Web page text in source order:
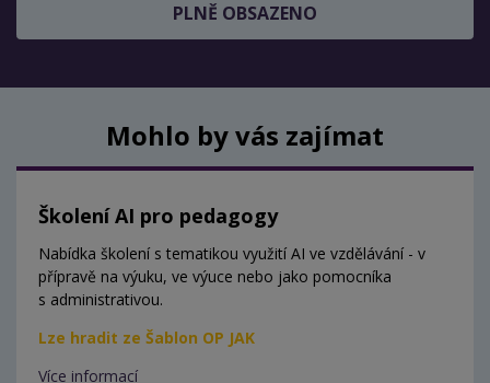
PLNĚ OBSAZENO
Mohlo by vás zajímat
Školení AI pro pedagogy
Nabídka školení s tematikou využití AI ve vzdělávání - v
přípravě na výuku, ve výuce nebo jako pomocníka
s administrativou.
Lze hradit ze Šablon OP JAK
Více informací